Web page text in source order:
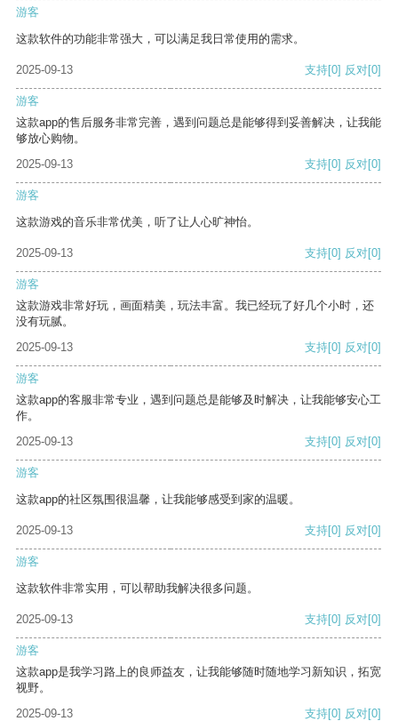
游客
这款软件的功能非常强大，可以满足我日常使用的需求。
2025-09-13 支持[0] 反对[0]
游客
这款app的售后服务非常完善，遇到问题总是能够得到妥善解决，让我能
够放心购物。
2025-09-13
支持[0] 反对[0]
游客
这款游戏的音乐非常优美，听了让人心旷神怡。
2025-09-13 支持[0] 反对[0]
游客
这款游戏非常好玩，画面精美，玩法丰富。我已经玩了好几个小时，还
没有玩腻。
2025-09-13
支持[0] 反对[0]
游客
这款app的客服非常专业，遇到问题总是能够及时解决，让我能够安心工
作。
2025-09-13
支持[0] 反对[0]
游客
这款app的社区氛围很温馨，让我能够感受到家的温暖。
2025-09-13 支持[0] 反对[0]
游客
这款软件非常实用，可以帮助我解决很多问题。
2025-09-13 支持[0] 反对[0]
游客
这款app是我学习路上的良师益友，让我能够随时随地学习新知识，拓宽
视野。
2025-09-13
支持[0] 反对[0]